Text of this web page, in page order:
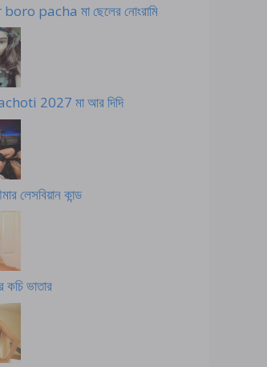
pacha মা ছেলের নোংরামি
2027 মা আর দিদি
লেসবিয়ান কান্ড
কচি ভাতার